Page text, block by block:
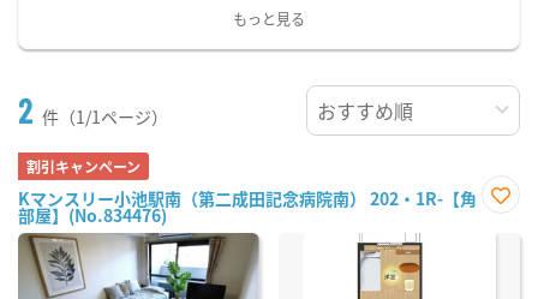
もっと見る
2 件（1/1ページ）
割引キャンペーン
Kマンスリー小池駅南（第二成田記念病院南） 202・1R-【角
部屋】(No.834476)
に入